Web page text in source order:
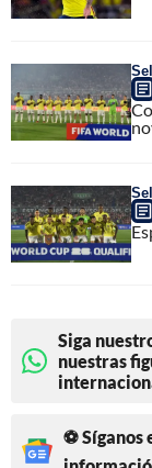
Siga
nuestras
⚽ Síganos